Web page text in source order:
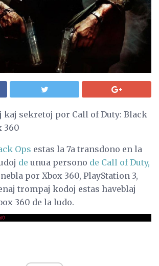
kaj sekretoj por Call of Duty: Black
360
Ops estas la 7a transdono en la
de unua persono de Call of Duty,
por Xbox 360, PlayStation 3,
trompaj kodoj estas haveblaj
360 de la ludo.